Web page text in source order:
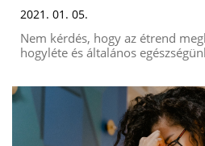
2021. 01. 05.
Nem kérdés, hogy az étrend
hogyléte és általános